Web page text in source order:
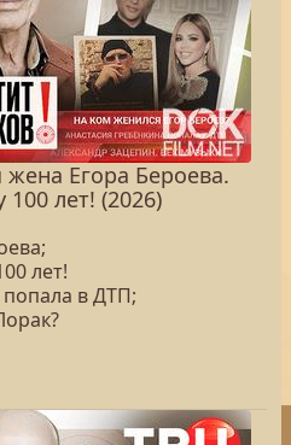
жена Егора Бероева.
лет! (2026)
лет!
попала в ДТП;